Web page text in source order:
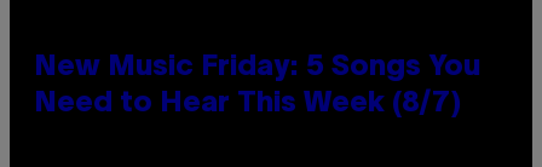
New Music Friday: 5 Songs You
Need to Hear This Week (8/7)